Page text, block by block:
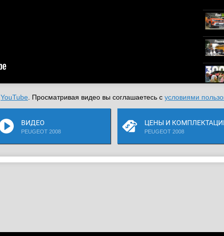
YouTube . Просматривая видео вы соглашаетесь с условиями
ВИДЕО
PEUGEOT 2008
ЦЕНЫ И
PEUGEOT 2008